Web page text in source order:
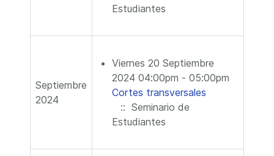
Estudiantes
Septiembre
2024
Viernes 20 Septiembre
2024 04:00pm - 05:00pm
Cortes transversales
:: Seminario de
Estudiantes